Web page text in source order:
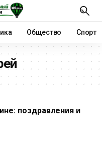
Общество Спорт
поздравления и